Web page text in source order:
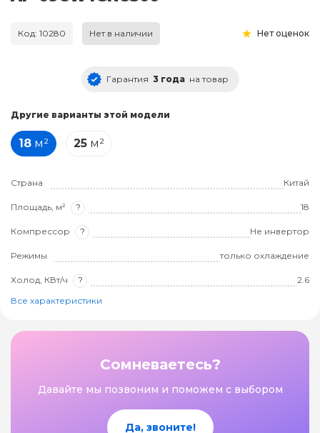
Код: 10280 Нет в наличии Нет оценок
Гарантия 3 года на товар
Другие варианты этой модели
18 м² 25 м²
Страна Китай
Площадь, м² ? 18
Компрессор ? Не инвертор
Режимы только охлаждение
Холод, КВт/ч ?
2.6
Все характеристики
Сомневаетесь?
Давайте мы позвоним и поможем с выбором
Да, звоните!